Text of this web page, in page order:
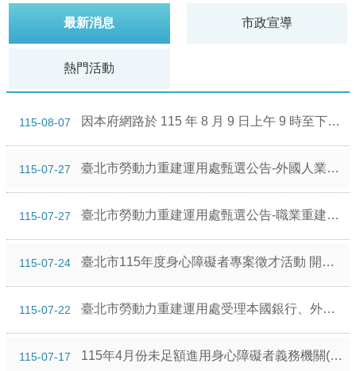
最新消息 市政宣導
熱門活動
115-08-07 因本府網路於 115 年 8 月 9 日上午 9 時至下午 6 時進行施工，屆時可能有網路瞬斷之情形，若有網站或服務卡住情形，請重新連線即可排除，造成不便，敬請見諒。
115-07-27 臺北市勞動力重建運用處甄選公告-外國人業務訪查員(專業外國人業務)1名。
115-07-27 臺北市勞動力重建運用處甄選公告-職業重建個案管理員1名。
115-07-24 臺北市115年度身心障礙者專案徵才活動 開始報名囉！！
115-07-22 臺北市勞動力重建運用處受理本國銀行、外國銀行在臺分行及中小企業銀行申請臺北市身心障礙者就業基金定期存款評比事宜。
115-07-17 115年4月份未足額進用身心障礙者義務機關(構)名單